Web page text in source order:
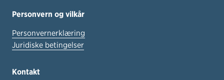
Personvern og vilkår
Personvernerklæring
Juridiske betingelser
Kontakt